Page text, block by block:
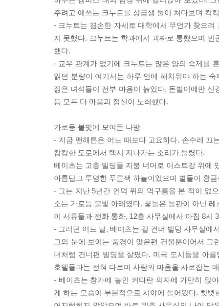
주려고 애쓰는 크누트를 상급생 둘이 쳐다보며 킥
- 크누트는 겸손한 자세로 대학에서 무언가 찾으
지 못했다. 크누트는 학과에서 괴짜로 통했으며
했다.
- 교우 관계가 없기에 크누트는 많은 양의 숙제를
읽던 분량이 여기서는 하루 안에 해치워야 하는
젊은 녀석들이 전부 마음이 늙었다. 돈벌이에만
등 모두 다 마음과 정신이 노쇠했다.
가로등 불빛에 모여든 나방
- 지금 맨해튼은 어느 때보다 고요하다. 손수레 끄
캄캄한 도로에서 택시 지나가는 소리가 들렸다.
베이츠는 고층 빌딩들 지붕 너머로 이스트강 위에
아름답고 투명한 푸른색 하늘이었으며 별들이 황
- 그는 지난 5년간 언덕 위의 먹구름을 본 적이 없
소는 가로등 불빛 아래였다. 꽃들은 들판이 아닌
이 서류들과 전화 통화, 12층 사무실에서 아침 8시
- 그러던 어느 날, 베이츠는 길 건너 빌딩 사무실에
그의 눈에 보이는 풍경이 맞은편 건물뿐이어서
녀처럼 건너편 빌딩을 살폈다. 미국 도시들을 아
호텔들과는 전혀 다르며 사람의 마음을 사로잡는
- 베이츠는 창가에 놓인 커다란 의자에 가만히 앉
게 하는 모습이 부분적으로 시야에 들어왔다. 빳